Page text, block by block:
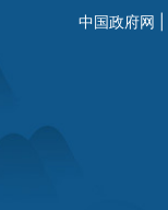
中国政府网